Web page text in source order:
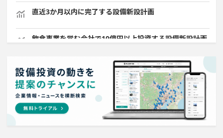
直近3か月以内に完了する設備新設計画
飲食事業を営む会社で10億円以上投資する設備新設計画
直近3か月以内に着工プロジェクト
ホテル・宿泊事業を営む会社で10億円以上投資する設備
新設計画